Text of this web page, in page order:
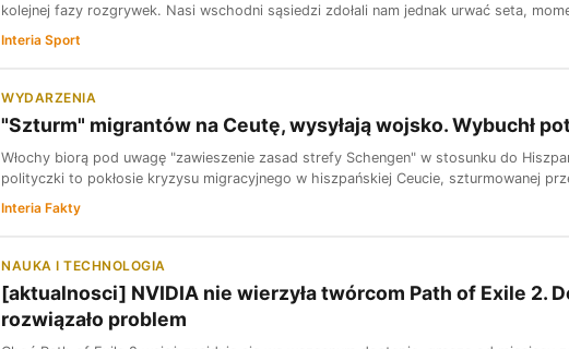
kolejnej fazy rozgrywek. Nasi wschodni sąsiedzi zdołali nam jednak urwać seta,
Interia Sport
WYDARZENIA
"Szturm" migrantów na Ceutę, wysyłają wojsko. Wybuchł
Włochy biorą pod uwagę "zawieszenie zasad strefy Schengen" w stosunku do
polityczki to pokłosie kryzysu migracyjnego w hiszpańskiej Ceucie, szturmowanej
Interia Fakty
NAUKA I TECHNOLOGIA
[aktualnosci] NVIDIA nie wierzyła twórcom Path of Exile 2.
rozwiązało problem